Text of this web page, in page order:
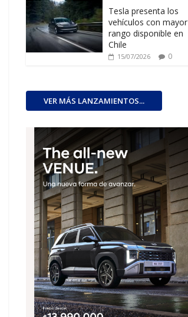
Tesla presenta los
vehículos con mayor
rango disponible en
Chile
15/07/2026 0
VER MÁS LANZAMIENTOS...